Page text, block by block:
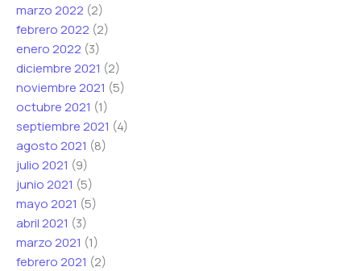
marzo 2022 (2)
febrero 2022 (2)
enero 2022 (3)
diciembre 2021 (2)
noviembre 2021 (5)
octubre 2021 (1)
septiembre 2021 (4)
agosto 2021 (8)
julio 2021 (9)
junio 2021 (5)
mayo 2021 (5)
abril 2021 (3)
marzo 2021 (1)
febrero 2021 (2)